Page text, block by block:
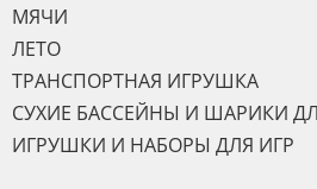
МЯЧИ
ЛЕТО
ТРАНСПОРТНАЯ ИГРУШКА
СУХИЕ БАССЕЙНЫ И ШАРИКИ
ИГРУШКИ И НАБОРЫ ДЛЯ ИГР